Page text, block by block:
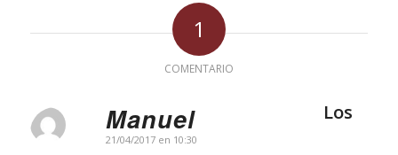
1
COMENTARIO
Manuel
Dice:
21/04/2017 en 10:30
Los